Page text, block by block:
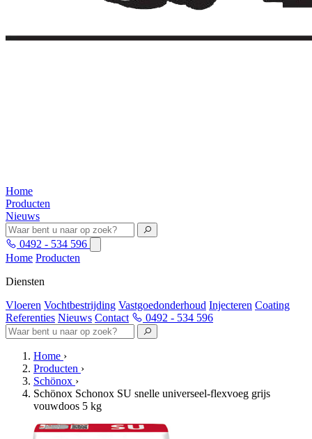
Home
Producten
Nieuws
0492 - 534 596
Home Producten
Diensten
Vloeren Vochtbestrijding Vastgoedonderhoud Injecteren Coating
Referenties Nieuws Contact 0492 - 534 596
Home ›
Producten ›
Schönox ›
Schönox Schonox SU snelle universeel-flexvoeg grijs
vouwdoos 5 kg